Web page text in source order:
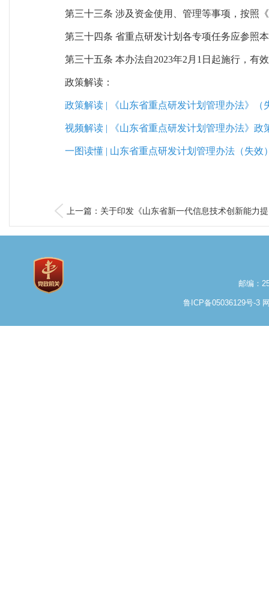
第三十三条 涉及资金使用、管理等事项，按照
第三十四条 省重点研发计划各专项任务应参照
第三十五条 本办法自2023年2月1日起施行，有
政策解读：
政策解读 | 《山东省重点研发计划管理办法》（
视频解读 | 《山东省重点研发计划管理办法》政
一图读懂 | 山东省重点研发计划管理办法（失效
上一篇：关于印发《山东省新一代信息技术创新能力
邮编：
鲁ICP备05036129号-3